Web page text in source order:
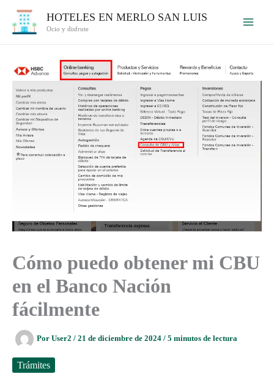
HOTELES EN MERLO SAN LUIS
Ocio y disfrute
Cómo puedo obtener mi CBU
en el Banco Nación
fácilmente
Por User2 / 21 de diciembre de 2024 / 5 minutos de lectura
Trámites